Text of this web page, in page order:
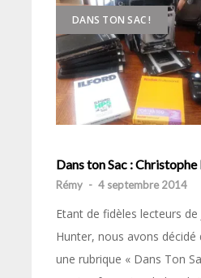
DANS TON SAC !
Dans ton Sac :
Rémy - 4 septembre 2014
Etant de fidèles lecteurs de
Hunter, nous avons
une rubrique « Dans Ton